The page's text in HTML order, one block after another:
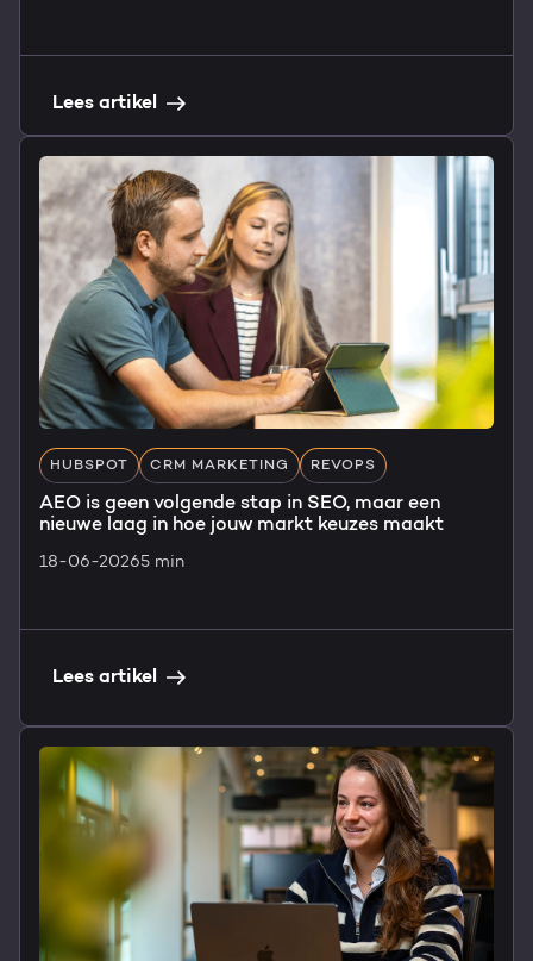
Lees artikel
HUBSPOT CRM MARKETING REVOPS
AEO is geen volgende stap in SEO, maar een
nieuwe laag in hoe jouw markt keuzes maakt
18-06-20265 min
Lees artikel